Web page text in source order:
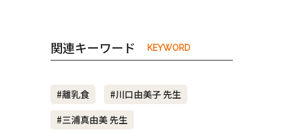
関連キーワード KEYWORD
#離乳食
#川口由美子 先生
#三浦真由美 先生